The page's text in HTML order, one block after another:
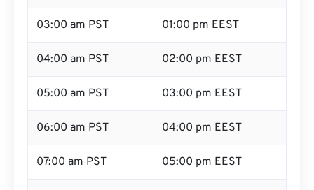
03:00 am PST 01:00 pm EEST
04:00 am PST 02:00 pm EEST
05:00 am PST 03:00 pm EEST
06:00 am PST 04:00 pm EEST
07:00 am PST 05:00 pm EEST